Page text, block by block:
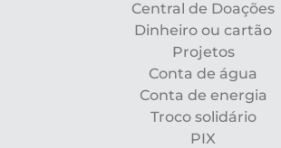
Central de Doações
Dinheiro ou cartão
Projetos
Conta de água
Conta de energia
Troco solidário
PIX